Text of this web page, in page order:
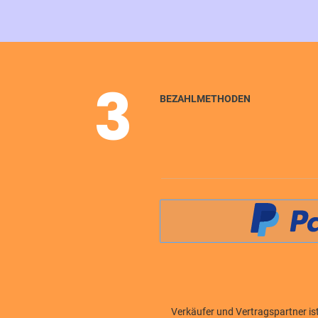
3 BEZAHLMETHODEN
Verkäufer und Vertragspartner